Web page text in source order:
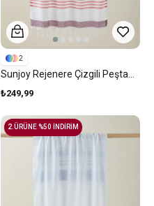
₺249,99
2
2.ÜRÜNE %50 İNDİRİM